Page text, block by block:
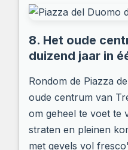
8. Het oude
duizend jaar in
Rondom de Piazza
oude centrum van
om geheel te voet te
straten en pleinen
met gevels vol